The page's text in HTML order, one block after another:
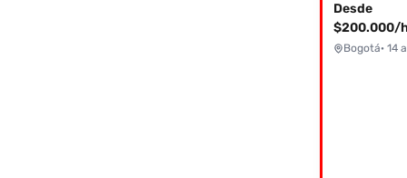
Desde
$200.000/
Bogotá· 14